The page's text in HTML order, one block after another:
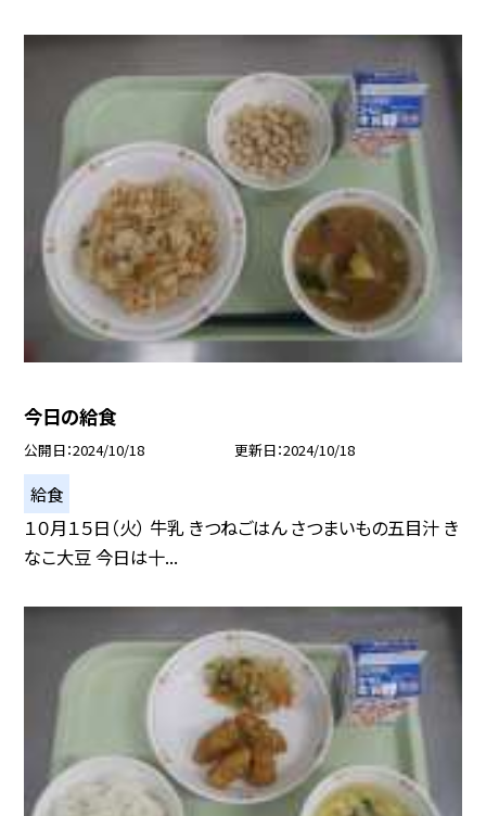
今日の給食
公開日 2024/10/18 更新日 2024/10/18
給食
１０月１５日（火） 牛乳 きつねごはん さつまいもの五目汁 き
なこ大豆 今日は十...